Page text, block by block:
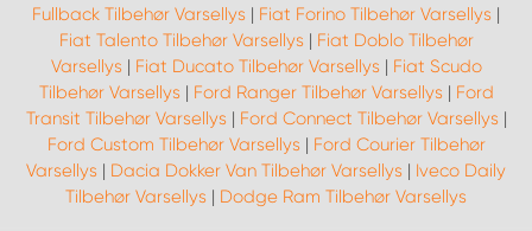
Fullback Tilbehør Varsellys | Fiat Forino Tilbehør Varsellys |
Fiat Talento Tilbehør Varsellys | Fiat Doblo Tilbehør
Varsellys | Fiat Ducato Tilbehør Varsellys | Fiat Scudo
Tilbehør Varsellys | Ford Ranger Tilbehør Varsellys | Ford
Transit Tilbehør Varsellys | Ford Connect Tilbehør Varsellys |
Ford Custom Tilbehør Varsellys | Ford Courier Tilbehør
Varsellys | Dacia Dokker Van Tilbehør Varsellys | Iveco Daily
Tilbehør Varsellys | Dodge Ram Tilbehør Varsellys